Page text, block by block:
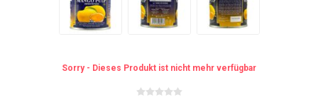
Sorry - Dieses Produkt ist nicht mehr verfügbar